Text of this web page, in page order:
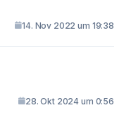
14. Nov 2022 um 19:38
28. Okt 2024 um 0:56